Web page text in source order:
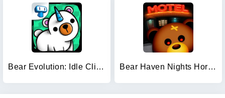
Bear Evolution: Idle Clicker Bear Haven Nights Horror